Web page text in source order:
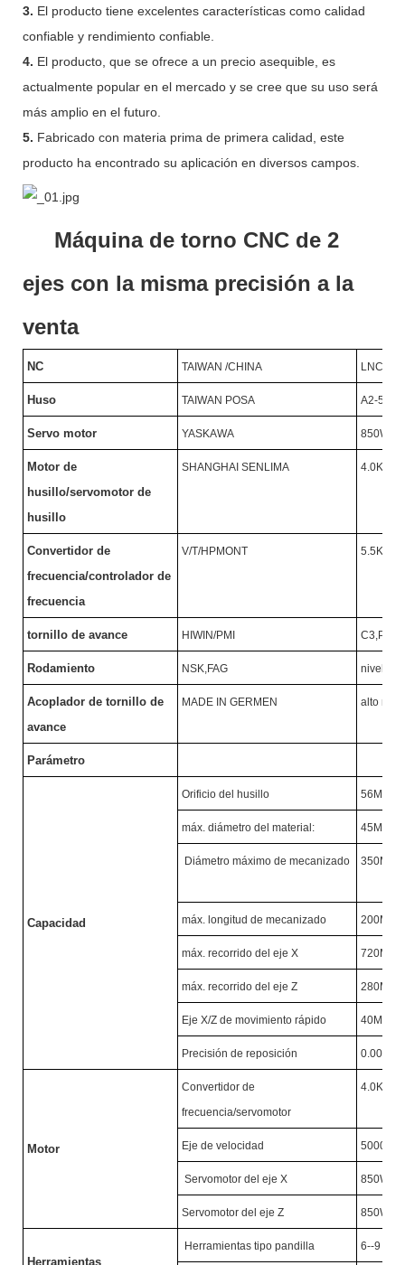
3. El producto tiene excelentes características como calidad
confiable y rendimiento confiable.
4. El producto, que se ofrece a un precio asequible, es
actualmente popular en el mercado y se cree que su uso será
más amplio en el futuro.
5. Fabricado con materia prima de primera calidad, este
producto ha encontrado su aplicación en diversos campos.
Máquina de torno CNC de 2
ejes con la misma precisión a la
venta
NC TAIWAN /CHINA LNC/
Huso TAIWAN POSA A2-5/46
Servo motor YASKAWA 850W
Motor de
husillo/servomotor de
husillo
SHANGHAI SENLIMA 4.0KW/
Convertidor de
frecuencia/controlador de
frecuencia
V/T/HPMONT 5.5KW/
tornillo de avance HIWIN/PMI C3,P
Rodamiento NSK,FAG nivel P4
Acoplador de tornillo de
avance
MADE IN GERMEN alto
Parámetro
Capacidad
Orificio del husillo 56MM
máx. diámetro del material: 45MM
Diámetro máximo de mecanizado 350MM
máx. longitud de mecanizado 200MM
máx. recorrido del eje X 720MM
máx. recorrido del eje Z 280MM
Eje X/Z de movimiento rápido 40M/
Precisión de reposición
Motor
Convertidor de
frecuencia/servomotor
4.0KW/
Eje de velocidad 5000R/
Servomotor del eje X 850W
Servomotor del eje Z 850W
Herramientas
Herramientas tipo pandilla 6--9